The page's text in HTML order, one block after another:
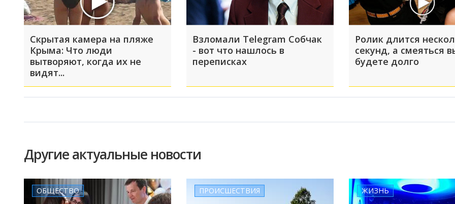
Скрытая камера на пляже
Крыма: Что люди
вытворяют, когда их не
видят...
Взломали Telegram Собчак
- вот что нашлось в
переписках
Ролик длится
секунд, а смеяться
будете долго
Другие актуальные новости
ОБЩЕСТВО ПРОИСШЕСТВИЯ ЖИЗНЬ